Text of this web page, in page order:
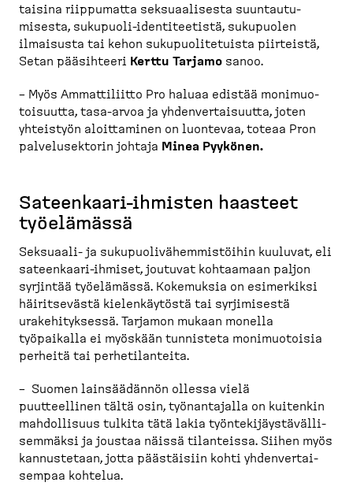
taisina riippumatta seksuaa­lisesta suuntau­tu­
misesta, sukupuoli-​identi­teetistä, sukupuolen
ilmaisusta tai kehon sukupuo­li­te­tuista piirteistä,
Setan pääsihteeri Kerttu Tarjamo sanoo.
– Myös Ammatti­liitto Pro haluaa edistää monimuo­
toi­suutta, tasa-​arvoa ja yhdenver­tai­suutta, joten
yhteistyön aloittaminen on luontevaa, toteaa Pron
palvelusektorin johtaja Minea Pyykönen.
Sateenkaari-​ihmisten haasteet
työelämässä
Seksuaali-​ ja sukupuo­li­vä­hem­mis­töihin kuuluvat, eli
sateenkaari-​ihmiset, joutuvat kohtaamaan paljon
syrjintää työelämässä. Kokemuksia on esimerkiksi
häirit­sevästä kielen­käytöstä tai syrjimisestä
urakehi­tyksessä. Tarjamon mukaan monella
työpaikalla ei myöskään tunnisteta monimuo­toisia
perheitä tai perheti­lanteita.
– Suomen lainsää­dännön ollessa vielä
puutteellinen tältä osin, työnan­tajalla on kuitenkin
mahdol­lisuus tulkita tätä lakia työnte­ki­jäys­tä­väl­li­
semmäksi ja joustaa näissä tilanteissa. Siihen myös
kannus­tetaan, jotta päästäisiin kohti yhdenver­tai­
sempaa kohtelua.